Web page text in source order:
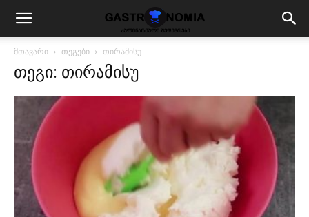
მთავარი თეგები თირამისუ
თეგი: თირამისუ